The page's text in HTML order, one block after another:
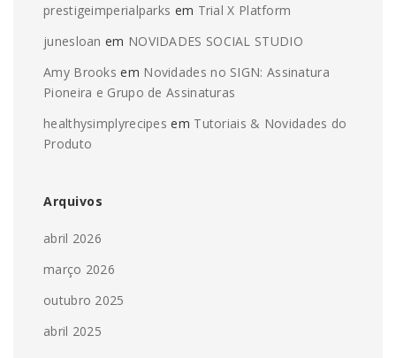
prestigeimperialparks em Trial X Platform
junesloan em NOVIDADES SOCIAL STUDIO
Amy Brooks em Novidades no SIGN: Assinatura
Pioneira e Grupo de Assinaturas
healthysimplyrecipes em Tutoriais & Novidades do
Produto
Arquivos
abril 2026
março 2026
outubro 2025
abril 2025